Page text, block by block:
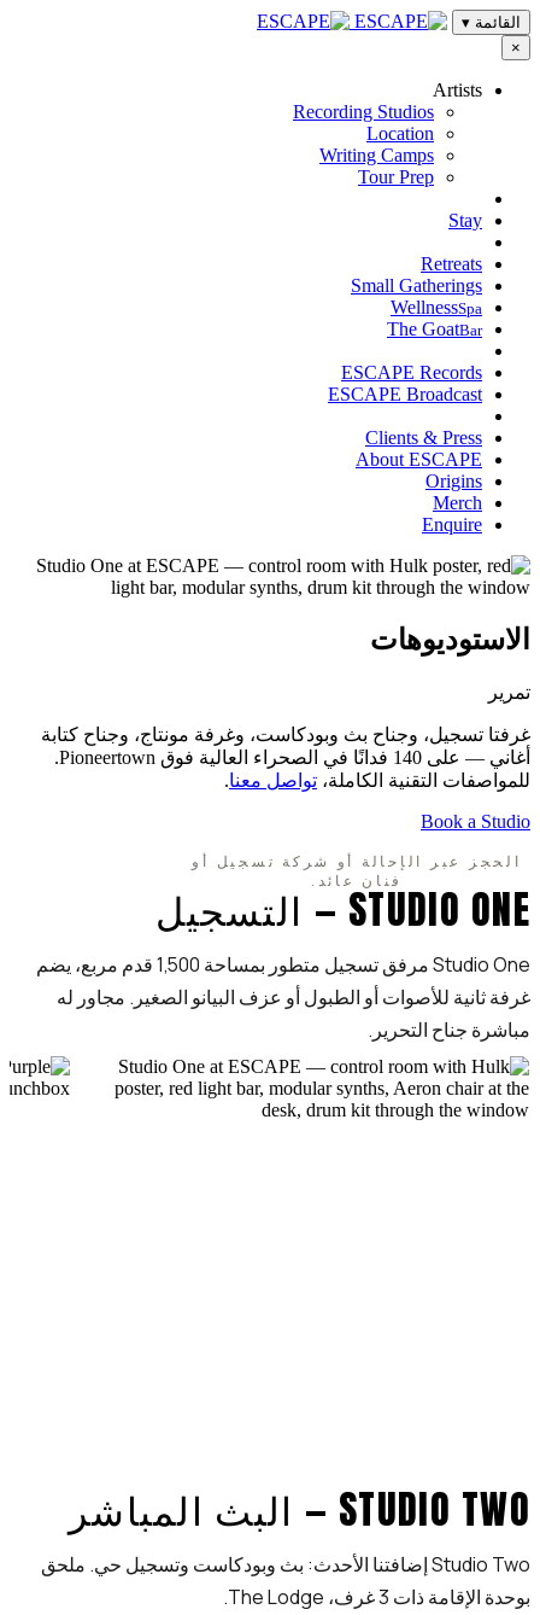
القائمة ▾
×
Artists
Recording Studios
Location
Writing Camps
Tour Prep
Stay
Retreats
Small Gatherings
WellnessSpa
The GoatBar
ESCAPE Records
ESCAPE Broadcast
Clients & Press
About ESCAPE
Origins
Merch
Enquire
الاستوديوهات
تمرير
غرفتا تسجيل، وجناح بث وبودكاست، وغرفة مونتاج، وجناح كتابة
أغاني — على 140 فدانًا في الصحراء العالية فوق Pioneertown.
للمواصفات التقنية الكاملة، تواصل معنا.
Book a Studio
الحجز عبر الإحالة أو شركة تسجيل أو
فنان عائد.
STUDIO ONE — التسجيل
Studio One مرفق تسجيل متطور بمساحة 1,500 قدم مربع، يضم
غرفة ثانية للأصوات أو الطبول أو عزف البيانو الصغير. مجاور له
مباشرة جناح التحرير.
STUDIO TWO — البث المباشر
Studio Two إضافتنا الأحدث: بث وبودكاست وتسجيل حي. ملحق
بوحدة الإقامة ذات 3 غرف، The Lodge.